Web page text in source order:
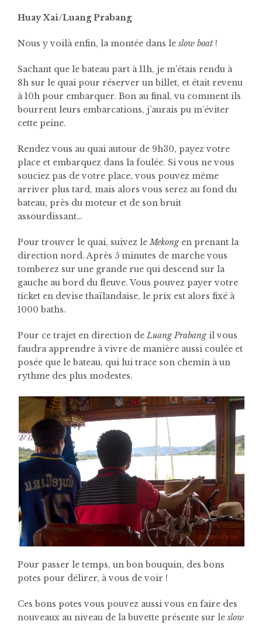
Huay Xai/Luang Prabang
Nous y voilà enfin, la montée dans le slow boat !
Sachant que le bateau part à 11h, je m’étais rendu à
8h sur le quai pour réserver un billet, et était revenu
à 10h pour embarquer. Bon au final, vu comment ils
bourrent leurs embarcations, j’aurais pu m’éviter
cette peine.
Rendez vous au quai autour de 9h30, payez votre
place et embarquez dans la foulée. Si vous ne vous
souciez pas de votre place, vous pouvez même
arriver plus tard, mais alors vous serez au fond du
bateau, près du moteur et de son bruit
assourdissant…
Pour trouver le quai, suivez leMekongen prenant la
direction nord. Après 5 minutes de marche vous
tomberez sur une grande rue qui descend sur la
gauche au bord du fleuve. Vous pouvez payer votre
ticket en devise thaïlandaise, le prix est alors fixé à
1000 baths.
Pour ce trajet en direction deLuang Prabangil vous
faudra apprendre à vivre de manière aussi coulée et
posée que le bateau, qui lui trace son chemin à un
rythme des plus modestes.
Pour passer le temps, un bon bouquin, des bons
potes pour délirer, à vous de voir !
Ces bons potes vous pouvez aussi vous en faire des
nouveaux au niveau de la buvette présente sur le slow